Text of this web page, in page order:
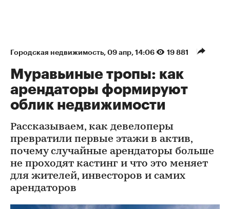
Городская недвижимость 09 апр, 14:06 19 881
Муравьиные тропы: как
арендаторы формируют
облик недвижимости
Рассказываем, как девелоперы
превратили первые этажи в актив,
почему случайные арендаторы больше
не проходят кастинг и что это меняет
для жителей, инвесторов и самих
арендаторов